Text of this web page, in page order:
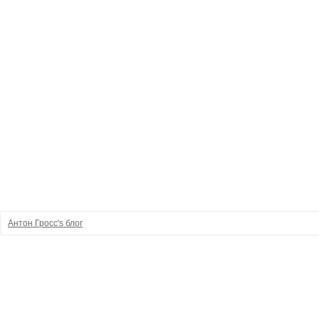
Антон Гросс's блог